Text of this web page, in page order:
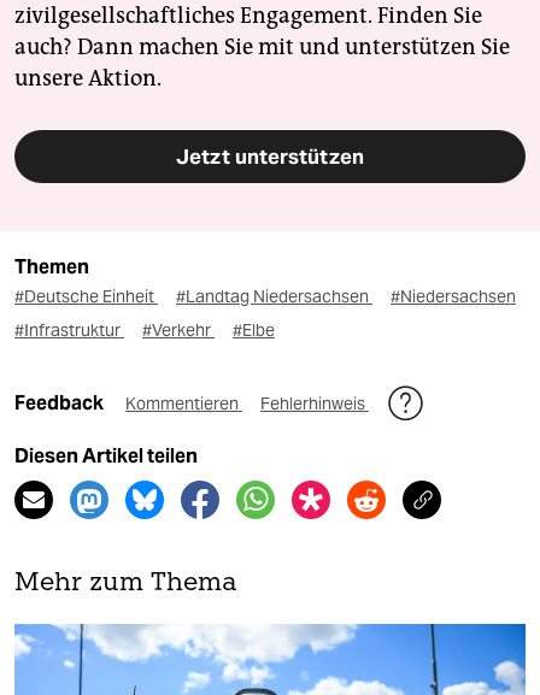
zivilgesellschaftliches Engagement. Finden Sie
auch? Dann machen Sie mit und unterstützen Sie
unsere Aktion.
Jetzt unterstützen
Themen
#Deutsche Einheit #Landtag Niedersachsen
#Niedersachsen
#Infrastruktur
#Verkehr #Elbe
Feedback Kommentieren Fehlerhinweis
Diesen Artikel teilen
Mehr zum Thema